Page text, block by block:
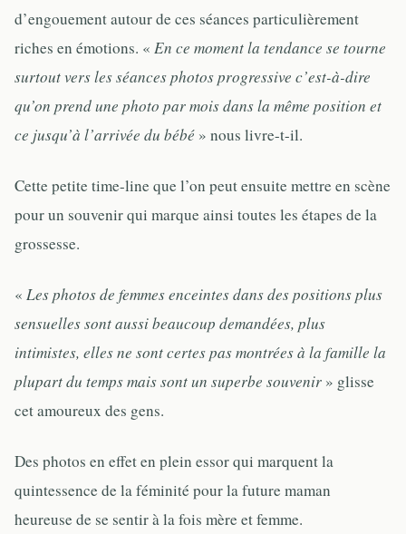
d’engouement autour de ces séances particulièrement
riches en émotions. « En ce moment la tendance se tourne
surtout vers les séances photos progressive c’est-à-dire
qu’on prend une photo par mois dans la même position et
ce jusqu’à l’arrivée du bébé » nous livre-t-il.
Cette petite time-line que l’on peut ensuite mettre en scène
pour un souvenir qui marque ainsi toutes les étapes de la
grossesse.
« Les photos de femmes enceintes dans des positions plus
sensuelles sont aussi beaucoup demandées, plus
intimistes, elles ne sont certes pas montrées à la famille la
plupart du temps mais sont un superbe souvenir » glisse
cet amoureux des gens.
Des photos en effet en plein essor qui marquent la
quintessence de la féminité pour la future maman
heureuse de se sentir à la fois mère et femme.